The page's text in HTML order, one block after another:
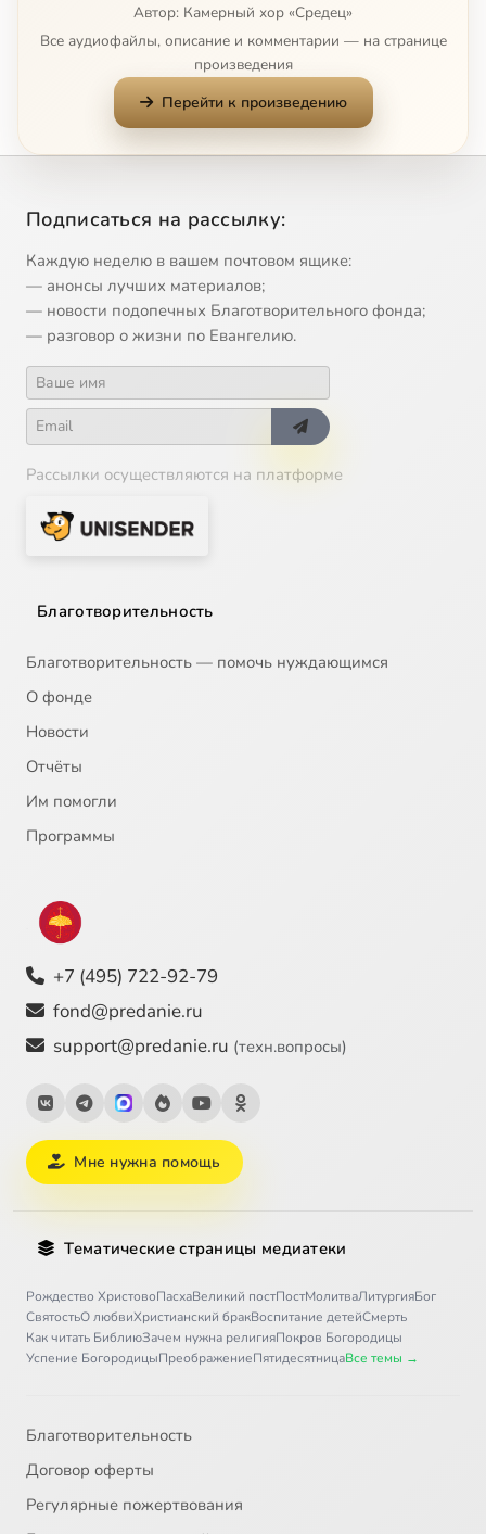
11 Svetisja 2:13
Bog Gospod
Blagoslovie Dushe Moya, Gos Podi
15 Cherubikon (Christov)
16 Rozhdestvo Tvoe
17 O Tebe Raduetsya
18 Elitzi vo Hrista Krestitesya (Morfov)
Автор: Камерный хор «Средец»
Все аудиофайлы, описание и комментарии — на странице
произведения
Перейти к произведению
Подписаться на рассылку:
Каждую неделю в вашем почтовом ящике:
— анонсы лучших материалов;
— новости подопечных Благотворительного фонда;
— разговор о жизни по Евангелию.
Рассылки осуществляются на платформе
Благотворительность
Благотворительность — помочь нуждающимся
О фонде
Новости
Отчёты
Им помогли
Программы
+7 (495) 722-92-79
fond@predanie.ru
support@predanie.ru (техн.вопросы)
Мне нужна помощь
Тематические страницы медиатеки
Рождество ХристовоПасхаВеликий постПостМолитваЛитургияБог
СвятостьО любвиХристианский бракВоспитание детейСмерть
Как читать БиблиюЗачем нужна религияПокров Богородицы
Успение БогородицыПреображениеПятидесятницаВсе темы →
Благотворительность
Договор оферты
Регулярные пожертвования